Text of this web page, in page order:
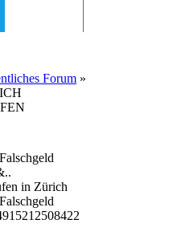
Forum »
in Zürich